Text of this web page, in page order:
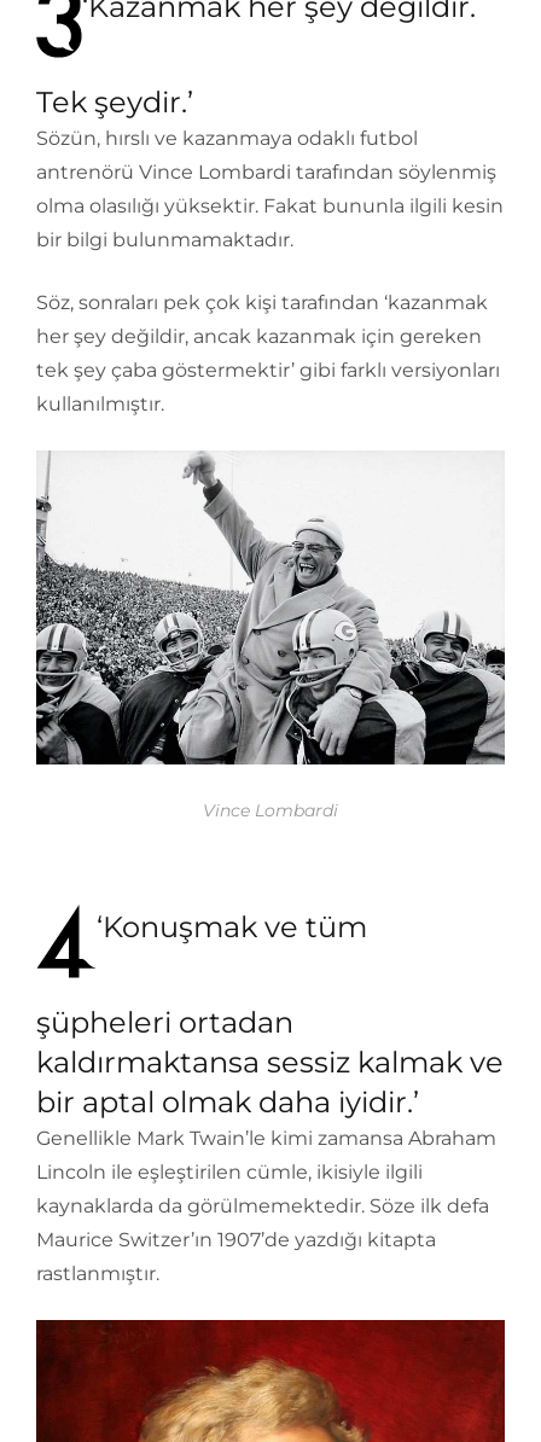
Tek şeydir.’
Sözün, hırslı ve kazanmaya odaklı futbol
antrenörü Vince Lombardi tarafından söylenmiş
olma olasılığı yüksektir. Fakat bununla ilgili kesin
bir bilgi bulunmamaktadır.
Söz, sonraları pek çok kişi tarafından ‘kazanmak
her şey değildir, ancak kazanmak için gereken
tek şey çaba göstermektir’ gibi farklı versiyonları
kullanılmıştır.
Vince Lombardi
‘Konuşmak ve tüm
şüpheleri ortadan
kaldırmaktansa sessiz kalmak ve
bir aptal olmak daha iyidir.’
Genellikle Mark Twain’le kimi zamansa Abraham
Lincoln ile eşleştirilen cümle, ikisiyle ilgili
kaynaklarda da görülmemektedir. Söze ilk defa
Maurice Switzer’ın 1907’de yazdığı kitapta
rastlanmıştır.